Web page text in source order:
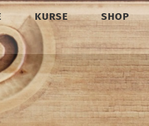
KURSE SHOP